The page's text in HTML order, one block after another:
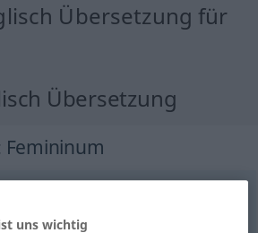
Übersetzung für
Übersetzung
Femininum
uns wichtig